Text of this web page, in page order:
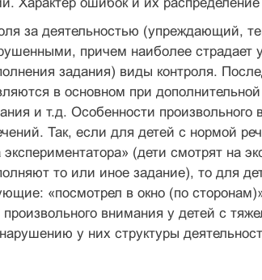
за деятельностью (упреждающий,
причем наиболее
задания) виды контроля.
в основном при
и т.д. Особенности
Так, если для детей с нормой
(дети смотрят на
то или иное задание), то для
«посмотрел в окно (по
произвольного внимания у детей с
у них структуры